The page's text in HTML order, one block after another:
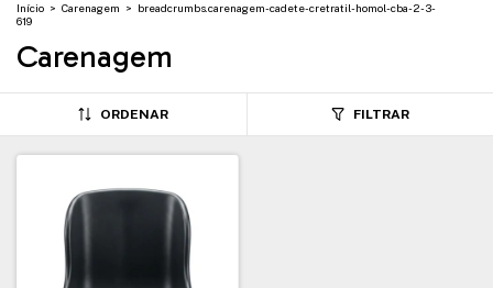
Início > Carenagem > breadcrumbs.carenagem-cadete-cretratil-homol-cba-2-3-
619
Carenagem
ORDENAR FILTRAR